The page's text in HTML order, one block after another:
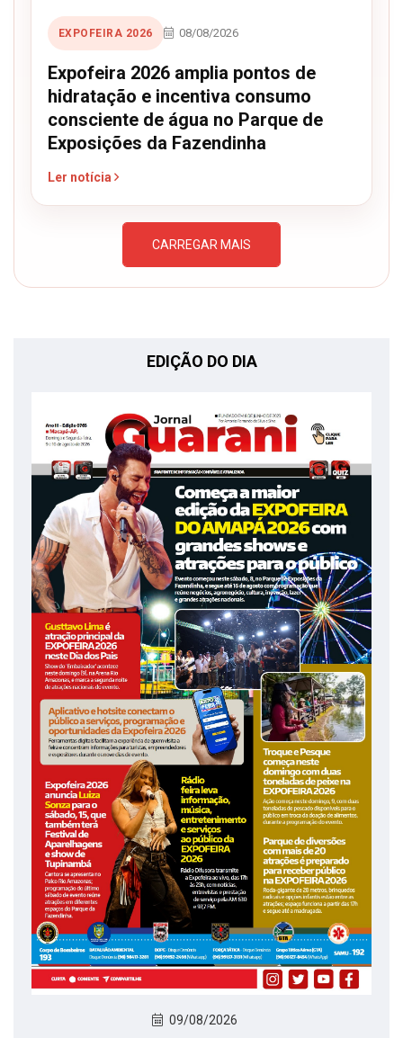
EXPOFEIRA 2026 08/08/2026
Expofeira 2026 amplia pontos de
hidratação e incentiva consumo
consciente de água no Parque de
Exposições da Fazendinha
Ler notícia
CARREGAR MAIS
EDIÇÃO DO DIA
09/08/2026